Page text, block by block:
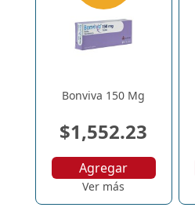
Bonviva 150 Mg
$1,552.23
Agregar
Ver más